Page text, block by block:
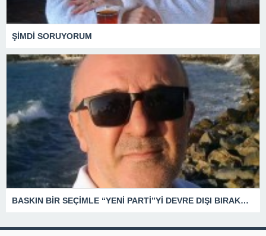
ŞİMDİ SORUYORUM
BASKIN BİR SEÇİMLE “YENİ PARTİ”Yİ DEVRE DIŞI BIRAKMAK İÇİN DÜĞMEYE Mİ BASILDI?